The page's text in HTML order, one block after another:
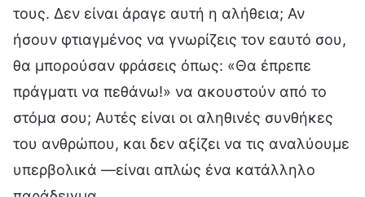
τους. Δεν είναι άραγε αυτή η αλήθεια; Αν
ήσουν φτιαγμένος να γνωρίζεις τον εαυτό σου,
θα μπορούσαν φράσεις όπως: «Θα έπρεπε
πράγματι να πεθάνω!» να ακουστούν από το
στόμα σου; Αυτές είναι οι αληθινές συνθήκες
του ανθρώπου, και δεν αξίζει να τις αναλύουμε
υπερβολικά —είναι απλώς ένα κατάλληλο